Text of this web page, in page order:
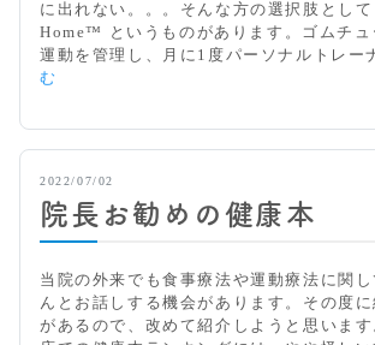
に出れない。。。そんな方の選択肢とし
Home™ というものがあります。ゴムチュ
運動を管理し、月に1度パーソナルトレー
む
に
す
め
宅
で
フ
2022/07/02
院長お勧めの健康本
当院の外来でも食事療法や運動療法に関し
んとお話しする機会があります。その度
があるので、改めて紹介しようと思いま